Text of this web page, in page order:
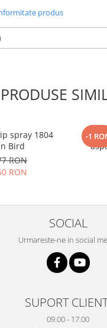
produs
PRODUSE
spray 1804
Bird
RON
RON
-1Cot
SOCIAL
Urmareste-ne in social
SUPORT
09.00 - 17.00